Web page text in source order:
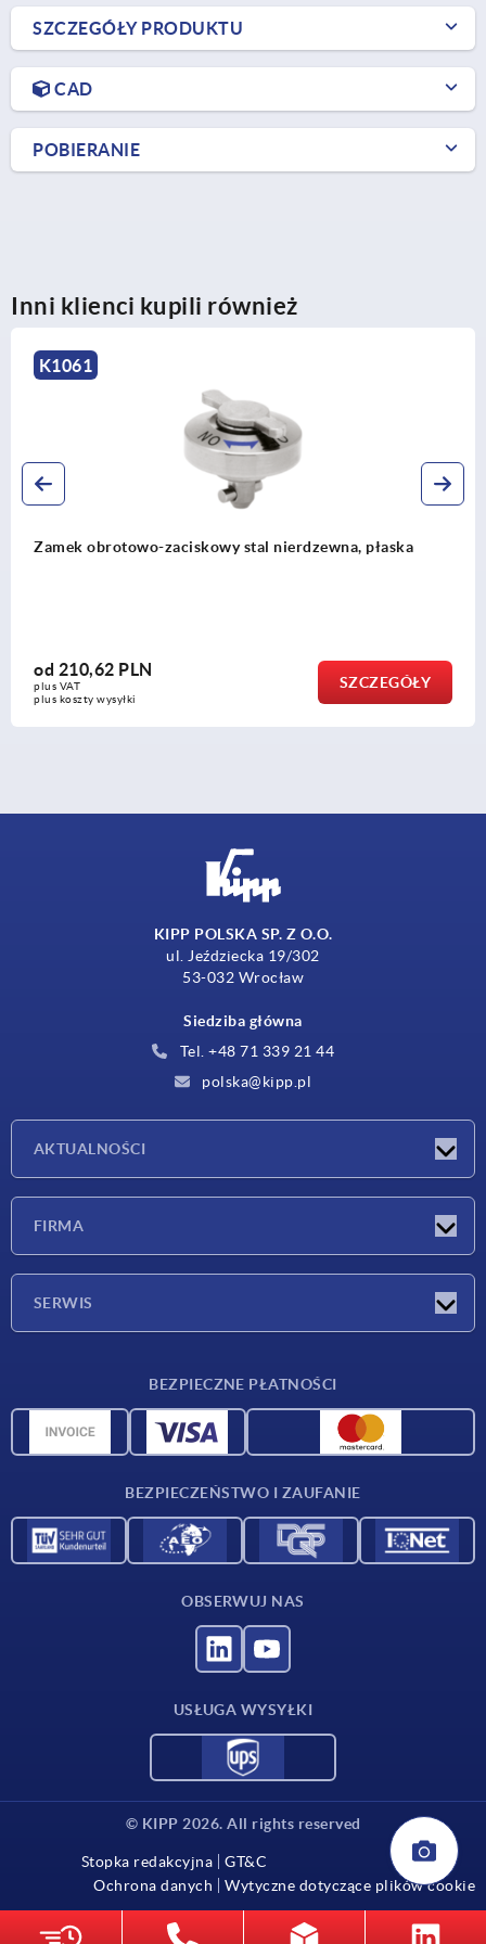
SZCZEGÓŁY PRODUKTU
CAD
POBIERANIE
Inni klienci kupili również
K1061
Zamek obrotowo-zaciskowy stal nierdzewna, płaska
od 210,62 PLN
plus VAT
plus koszty wysyłki
SZCZEGÓŁY
KIPP POLSKA SP. Z O.O.
ul. Jeździecka 19/302
53-032 Wrocław
Siedziba główna
Tel. +48 71 339 21 44
polska@kipp.pl
AKTUALNOŚCI
FIRMA
SERWIS
Dane CAD
BEZPIECZNE PŁATNOŚCI
BEZPIECZEŃSTWO I ZAUFANIE
OBSERWUJ NAS
USŁUGA WYSYŁKI
© KIPP 2026. All rights reserved
Stopka redakcyjna
GT&C
Ochrona danych
Wytyczne dotyczące plików cookie